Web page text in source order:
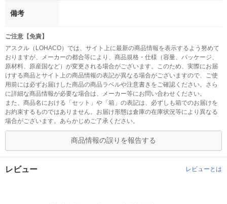
備考
ご注意【免責】
アスクル（LOHACO）では、サイト上に最新の商品情報を表示するよう努めて
おりますが、メーカーの都合等により、商品規格・仕様（容量、パッケージ、
原材料、原産国など）が変更される場合がございます。このため、実際にお届
けする商品とサイト上の商品情報の表記が異なる場合がございますので、ご使
用前には必ずお届けした商品の商品ラベルや注意書きをご確認ください。さら
に詳細な商品情報が必要な場合は、メーカー等にお問い合わせください。
また、商品名における「セット」や「箱」の表記は、必ずしも箱でのお届けを
お約束するものではありません。お届け形態は倉庫の在庫状況等により異なる
場合がございます。あらかじめご了承ください。
商品情報の誤りを報告する
レビュー レビューとは